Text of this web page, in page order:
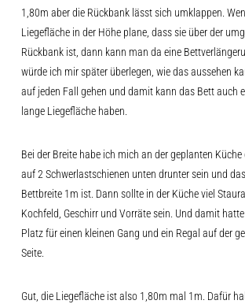
1,80m aber die Rückbank lässt sich umklappen.
Liegefläche in der Höhe plane, dass sie über der
Rückbank ist, dann kann man da eine
würde ich mir später überlegen, wie das aussehen
auf jeden Fall gehen und damit kann das Bett auch
lange Liegefläche haben.
Bei der Breite habe ich mich an der geplanten
auf 2 Schwerlastschienen unten drunter sein und
Bettbreite 1m ist. Dann sollte in der Küche viel
Kochfeld, Geschirr und Vorräte sein. Und damit
Platz für einen kleinen Gang und ein Regal auf der
Seite.
Gut, die Liegefläche ist also 1,80m mal 1m. Dafür